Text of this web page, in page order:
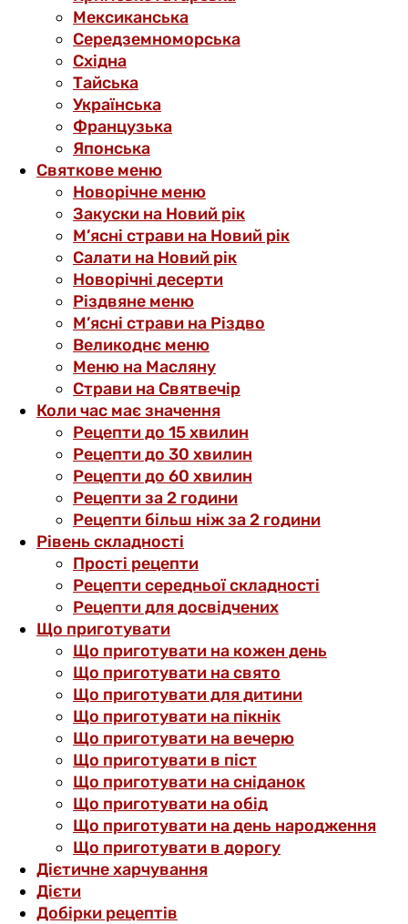
Мексиканська
Середземноморська
Східна
Тайська
Українська
Французька
Японська
Святкове меню
Новорічне меню
Закуски на Новий рік
М’ясні страви на Новий рік
Салати на Новий рік
Новорічні десерти
Різдвяне меню
М’ясні страви на Різдво
Великоднє меню
Меню на Масляну
Страви на Святвечір
Коли час має значення
Рецепти до 15 хвилин
Рецепти до 30 хвилин
Рецепти до 60 хвилин
Рецепти за 2 години
Рецепти більш ніж за 2 години
Рівень складності
Прості рецепти
Рецепти середньої складності
Рецепти для досвідчених
Що приготувати
Що приготувати на кожен день
Що приготувати на свято
Що приготувати для дитини
Що приготувати на пікнік
Що приготувати на вечерю
Що приготувати в піст
Що приготувати на сніданок
Що приготувати на обід
Що приготувати на день народження
Що приготувати в дорогу
Дієтичне харчування
Дієти
Добірки рецептів